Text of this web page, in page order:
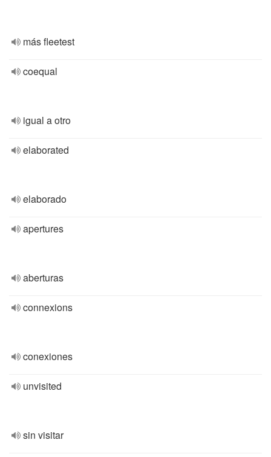
más fleetest
coequal
igual a otro
elaborated
elaborado
apertures
aberturas
connexions
conexiones
unvisited
sin visitar